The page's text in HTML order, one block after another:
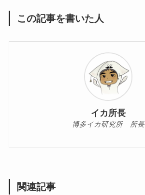
この記事を書いた人
イカ所長
博多イカ研究所 所長
関連記事